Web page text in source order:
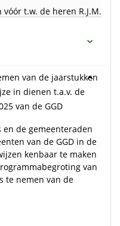
t.w. de heren R.J.M.
van de jaarstukken
in dienen t.a.v. de
van de GGD
en de gemeenteraden
van de GGD in de
kenbaar te maken
van
te nemen van de